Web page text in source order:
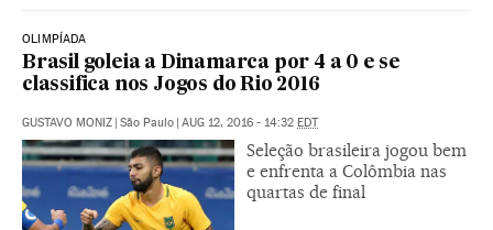
OLIMPÍADA
Brasil goleia a Dinamarca por 4 a 0 e se
classifica nos Jogos do Rio 2016
GUSTAVO MONIZ | São Paulo | AUG 12, 2016 - 14:32 EDT
Seleção brasileira jogou bem
e enfrenta a Colômbia nas
quartas de final